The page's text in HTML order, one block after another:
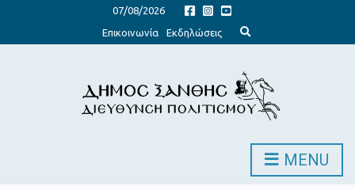
07/08/2026
Επικοινωνία
Εκδηλώσεις
x
d
s
e
c
o
MENU